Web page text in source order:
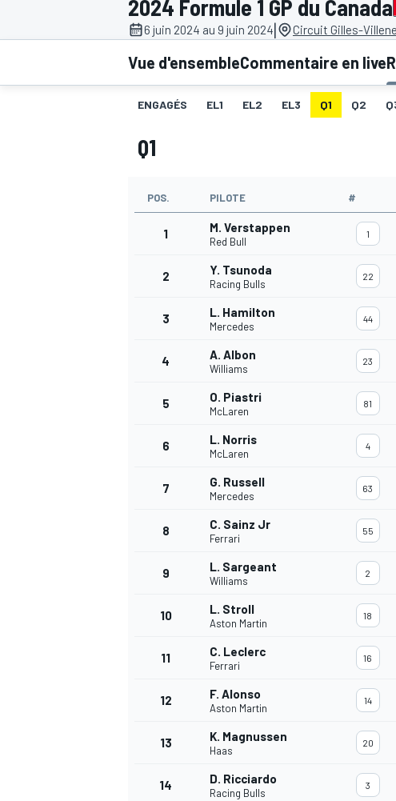
2024 Formule 1 GP du Canada
6 juin 2024 au 9 juin 2024| Circuit Gilles-
Vue d'ensembleCommentaire en live
ENGAGÉS EL1 EL2 EL3 Q1 Q2
Q1
POS. PILOTE #
1 M. Verstappen
Red Bull
1
2 Y. Tsunoda
Racing Bulls
22
3 L. Hamilton
Mercedes
44
4 A. Albon
Williams
23
5 O. Piastri
McLaren
81
6 L. Norris
McLaren
4
7 G. Russell
Mercedes
63
8 C. Sainz Jr
Ferrari
55
9 L. Sargeant
Williams
2
10 L. Stroll
Aston Martin
18
11 C. Leclerc
Ferrari
16
12 F. Alonso
Aston Martin
14
13 K. Magnussen
Haas
20
14 D. Ricciardo
Racing Bulls
3